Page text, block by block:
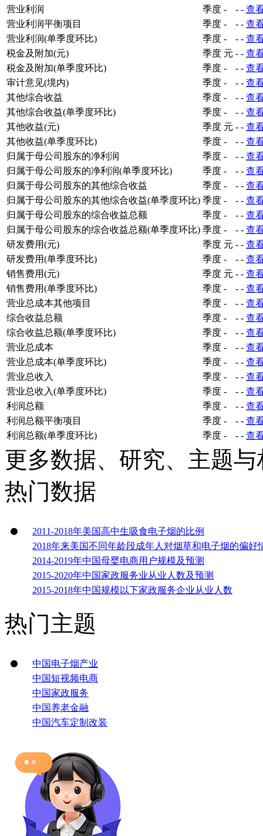
营业利润
季度 - - - 查
营业利润平衡项目
季度 - - - 查
营业利润(单季度环比)
季度 - - - 查
税金及附加(元)
季度 元 - - 查
税金及附加(单季度环比)
季度 - - - 查
审计意见(境内)
季度 - - - 查
其他综合收益
季度 - - - 查
其他综合收益(单季度环比)
季度 - - - 查
其他收益(元)
季度 元 - - 查
其他收益(单季度环比)
季度 - - - 查
归属于母公司股东的净利润
季度 - - - 查
归属于母公司股东的净利润(单季度环比)
季度 - - - 查
归属于母公司股东的其他综合收益
季度 - - - 查
归属于母公司股东的其他综合收益(单季度环比) 季度 - - - 查
归属于母公司股东的综合收益总额
季度 - - - 查
归属于母公司股东的综合收益总额(单季度环比) 季度 - - - 查
研发费用(元)
季度 元 - - 查
研发费用(单季度环比)
季度 - - - 查
销售费用(元)
季度 元 - - 查
销售费用(单季度环比)
季度 - - - 查
营业总成本其他项目
季度 - - - 查
综合收益总额
季度 - - - 查
综合收益总额(单季度环比)
季度 - - - 查
营业总成本
季度 - - - 查
营业总成本(单季度环比)
季度 - - - 查
营业总收入
季度 - - - 查
营业总收入(单季度环比)
季度 - - - 查
利润总额
季度 - - - 查
利润总额平衡项目
季度 - - - 查
利润总额(单季度环比)
季度 - - - 查
更多数据、研究、主题
热门数据
2011-2018年美国高中生吸食电子烟的比例
2018年来美国不同年龄段成年人对烟草和电子烟的偏好
2014-2019年中国母婴电商用户规模及预测
2015-2020年中国家政服务业从业人数及预测
2015-2018年中国规模以下家政服务企业从业人数
热门主题
中国电子烟产业
中国短视频电商
中国家政服务
中国养老金融
中国汽车定制改装